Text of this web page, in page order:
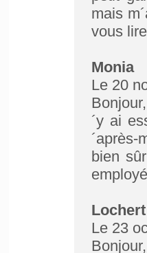
mais
vous
Monia
Le 20
´y ai
´après-
bien
Lochert
Le 23